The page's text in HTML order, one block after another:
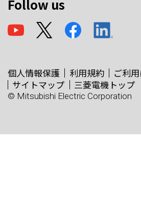
Follow us
個人情報保護 利用規約
ご利
サイトマップ
三菱電機トップ
© Mitsubishi Electric Corporation